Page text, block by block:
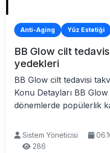
Anti-Aging Yüz Estetiği
BB Glow cilt
yedekleri
BB Glow cilt tedavisi
Konu Detayları BB
dönemlerde popülerlik
Sistem Yöneticisi
286